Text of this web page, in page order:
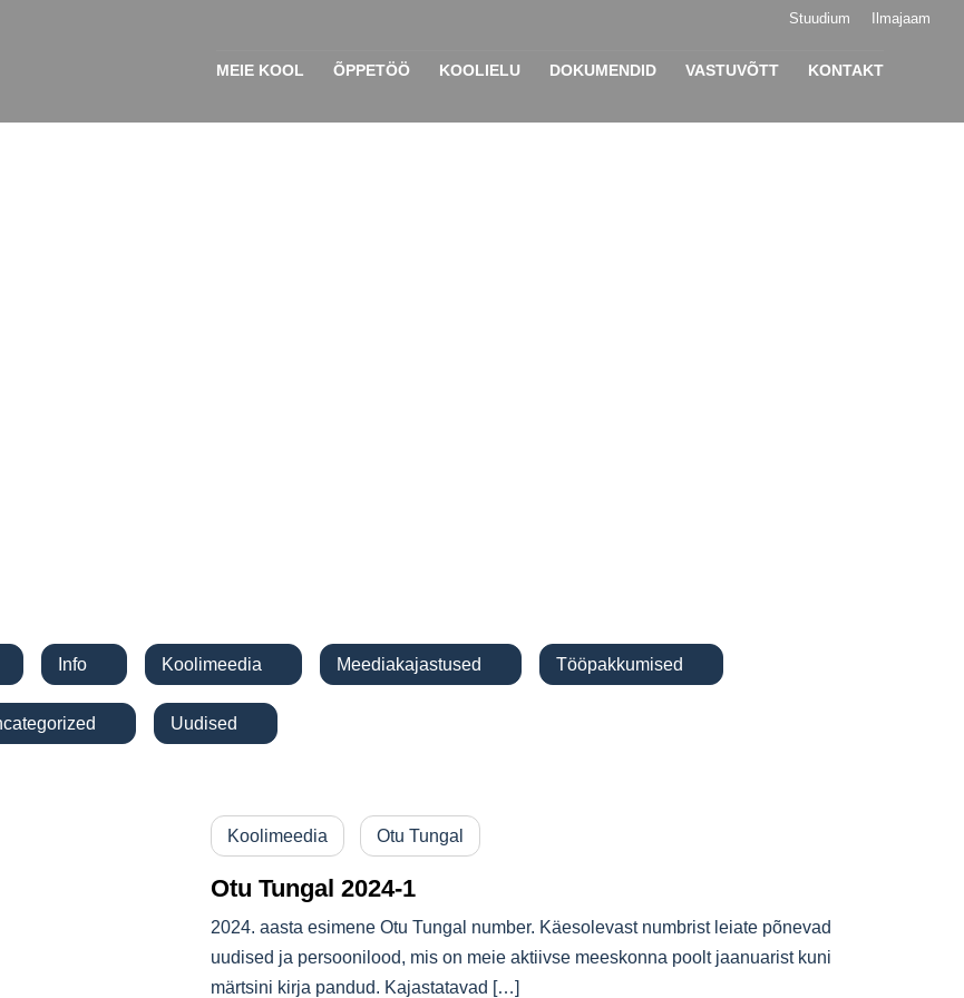
Stuudium Ilmajaam
MEIE KOOL ÕPPETÖÖ KOOLIELU DOKUMENDID VASTUVÕTT KONTAKT
Info Koolimeedia Meediakajastused Tööpakkumised
Uncategorized Uudised
Koolimeedia Otu Tungal
Otu Tungal 2024-1
2024. aasta esimene Otu Tungal number. Käesolevast numbrist leiate
põnevad uudised ja persoonilood, mis on meie aktiivse meeskonna poolt
jaanuarist kuni märtsini kirja pandud. Kajastatavad […]